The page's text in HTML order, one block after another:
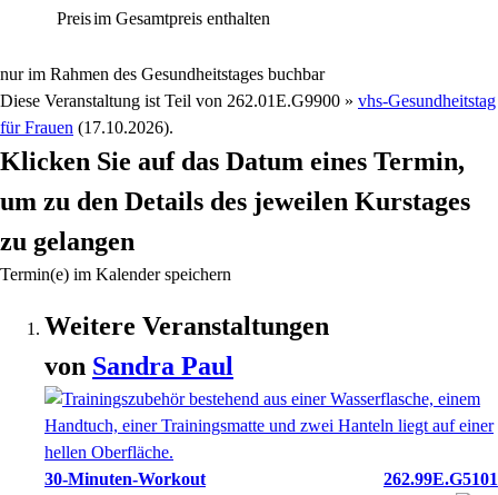
Preisim Gesamtpreis enthalten
nur im Rahmen des Gesundheitstages buchbar
Diese Veranstaltung ist Teil von 262.01E.G9900 » vhs-Gesundheitstag
für Frauen (17.10.2026).
Klicken Sie auf das Datum eines Termin,
um zu den Details des jeweilen Kurstages
zu gelangen
Termin(e) im Kalender speichern
Weitere Veranstaltungen
von Sandra Paul
30-Minuten-Workout
262.99E.G5101